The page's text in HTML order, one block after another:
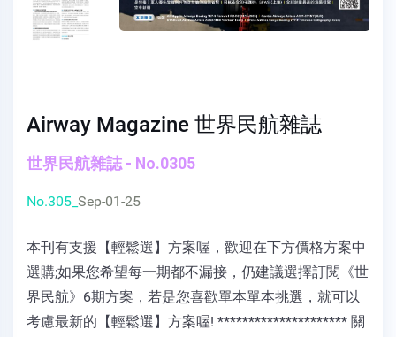
Airway Magazine 世界民航雜誌
世界民航雜誌 - No.0305
No.305_ Sep-01-25
本刊有支援【輕鬆選】方案喔，歡迎在下方價格方案中
選購;如果您希望每一期都不漏接，仍建議選擇訂閱《世
界民航》6期方案，若是您喜歡單本單本挑選，就可以
考慮最新的【輕鬆選】方案喔! ********************* 關